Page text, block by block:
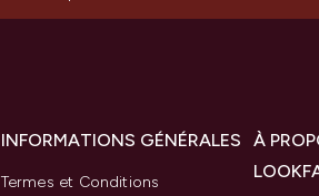
INFORMATIONS GÉNÉRALES
Termes et Conditions
À